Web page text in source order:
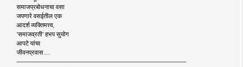
समाजप्रबोधनाचा वसा
जपणारे वसईतील एक
आदर्श व्यक्तिमत्त्व,
'समाजव्रती' हभप सुयोग
आपटे यांचा
जीवनप्रवास.....